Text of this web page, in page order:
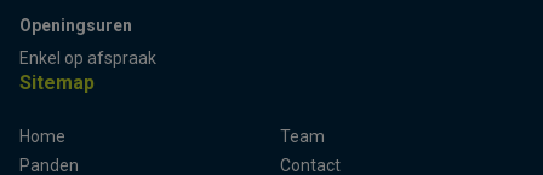
Openingsuren
Enkel op afspraak
Sitemap
Home
Panden
Team
Contact